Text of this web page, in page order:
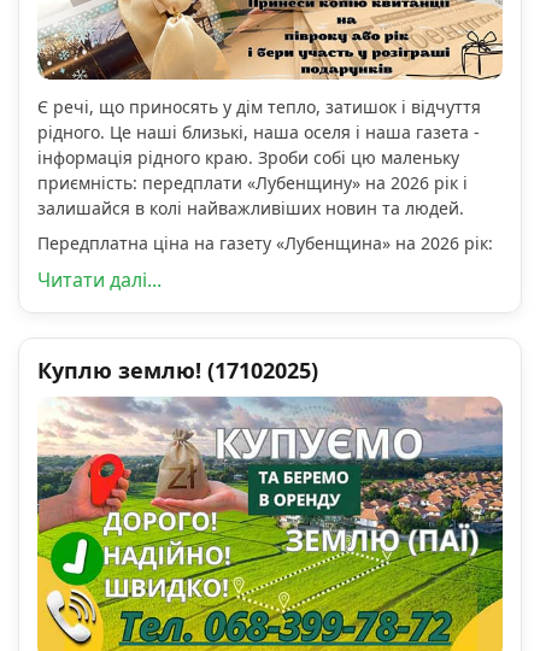
Є речі, що приносять у дім тепло, затишок і відчуття
рідного. Це наші близькі, наша оселя і наша газета -
інформація рідного краю. Зроби собі цю маленьку
приємність: передплати «Лубенщину» на 2026 рік і
залишайся в колі найважливіших новин та людей.
Передплатна ціна на газету «Лубенщина» на 2026 рік:
Читати далі...
Куплю землю! (17102025)